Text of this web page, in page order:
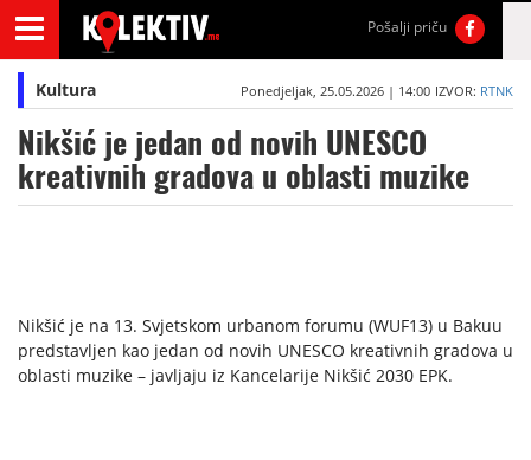
Pošalji priču
Kultura Ponedjeljak, 25.05.2026 | 14:00 IZVOR: RTNK
Nikšić je jedan od novih UNESCO
kreativnih gradova u oblasti muzike
Nikšić je na 13. Svjetskom urbanom forumu (WUF13) u Bakuu
predstavljen kao jedan od novih UNESCO kreativnih gradova u
oblasti muzike – javljaju iz Kancelarije Nikšić 2030 EPK.